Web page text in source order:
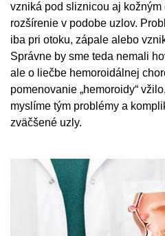
vzniká pod sliznicou aj
rozšírenie v podobe uzlov.
iba pri otoku, zápale alebo
Správne by sme teda nemali
ale o liečbe hemoroidálnej
pomenovanie „hemoroidy“
myslíme tým problémy a
zväčšené uzly.